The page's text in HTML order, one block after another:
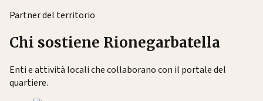
Partner del territorio
Chi sostiene Rionegarbatella
Enti e attività locali che collaborano con il portale del
quartiere.